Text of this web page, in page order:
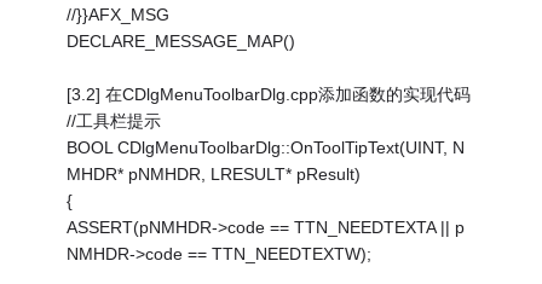
//}}AFX_MSG
DECLARE_MESSAGE_MAP()
[3.2] 在CDlgMenuToolbarDlg.cpp添加函数的实现代码
//工具栏提示
BOOL CDlgMenuToolbarDlg::OnToolTipText(UINT, N
MHDR* pNMHDR, LRESULT* pResult)
{
ASSERT(pNMHDR->code == TTN_NEEDTEXTA || p
NMHDR->code == TTN_NEEDTEXTW);